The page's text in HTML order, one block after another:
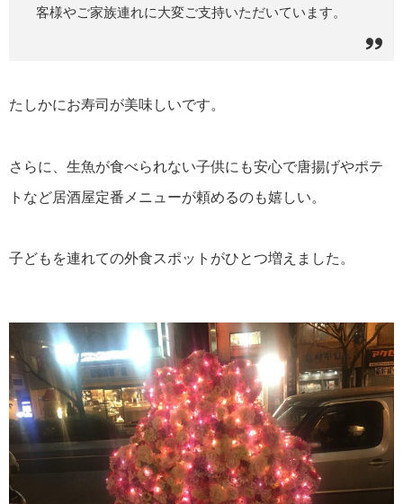
客様やご家族連れに大変ご支持いただいています。
たしかにお寿司が美味しいです。
さらに、生魚が食べられない子供にも安心で唐揚げやポテ
トなど居酒屋定番メニューが頼めるのも嬉しい。
子どもを連れての外食スポットがひとつ増えました。